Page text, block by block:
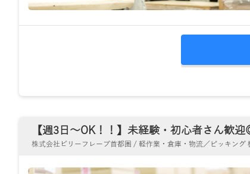
【週3日～OK！！】未経験・初心者さん歓
株式会社ビリーフレーブ首都圏 / 軽作業・倉庫・物流／ピッキング